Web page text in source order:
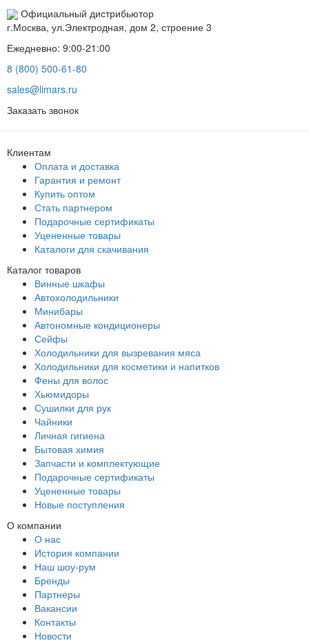
Официальный дистрибьютор
г.Москва, ул.Электродная, дом 2, строение 3
Ежедневно: 9:00-21:00
8 (800) 500-61-80
sales@limars.ru
Заказать звонок
Клиентам
Оплата и доставка
Гарантия и ремонт
Купить оптом
Стать партнером
Подарочные сертификаты
Уцененные товары
Каталоги для скачивания
Каталог товаров
Винные шкафы
Автохолодильники
Минибары
Автономные кондиционеры
Сейфы
Холодильники для вызревания мяса
Холодильники для косметики и напитков
Фены для волос
Хьюмидоры
Сушилки для рук
Чайники
Личная гигиена
Бытовая химия
Запчасти и комплектующие
Подарочные сертификаты
Уцененные товары
Новые поступления
О компании
О нас
История компании
Наш шоу-рум
Бренды
Партнеры
Вакансии
Контакты
Новости